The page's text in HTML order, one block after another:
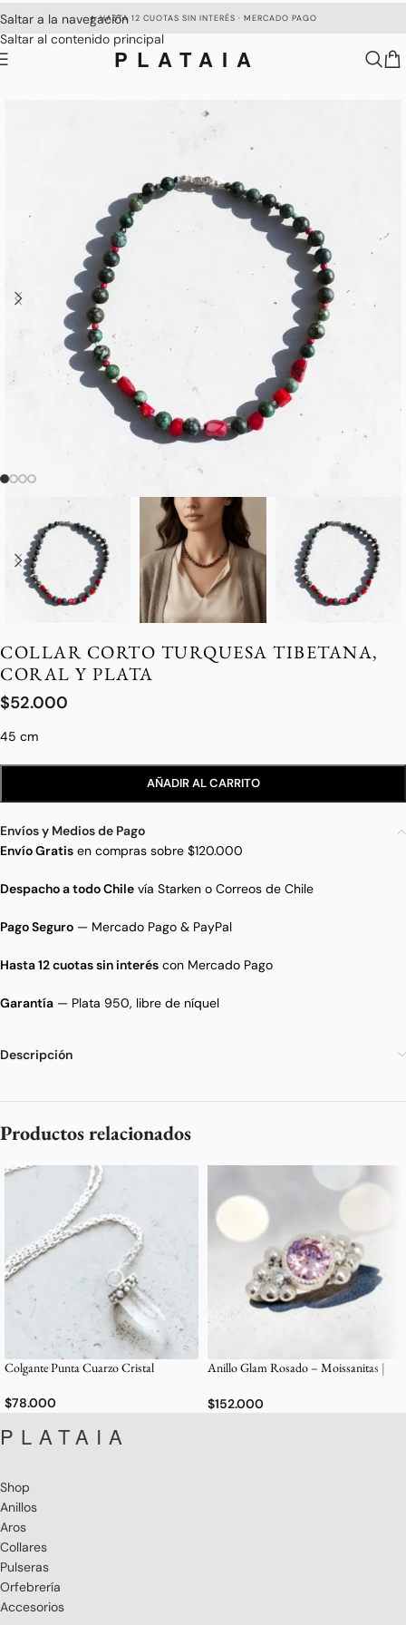
Saltar a la navegación
Saltar al contenido principal
✦ HASTA 12 CUOTAS SIN INTERÉS · MERCADO PAGO
PLATAIA
COLLAR CORTO TURQUESA TIBETANA,
CORAL Y PLATA
$52.000
45 cm
AÑADIR AL CARRITO
Envíos y Medios de Pago
Envío Gratis en compras sobre $120.000
Despacho a todo Chile vía Starken o Correos de Chile
Pago Seguro — Mercado Pago & PayPal
Hasta 12 cuotas sin interés con Mercado Pago
Garantía — Plata 950, libre de níquel
Descripción
Productos relacionados
Colgante Punta Cuarzo Cristal
$78.000
Anillo Glam Rosado – Moissanitas |
$152.000
PLATAIA
Shop
Anillos
Aros
Collares
Pulseras
Orfebrería
Accesorios